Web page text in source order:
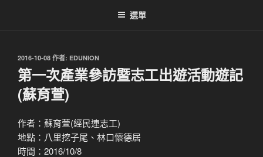
選單
發
佈
於
2016-10-08 作者: EDUNION
第一次產業參訪暨志工出遊活動遊記
(蘇育萱)
作者：蘇育萱(經民連志工)
地點：八里挖子尾、林口懷德居
時間：2016/10/8